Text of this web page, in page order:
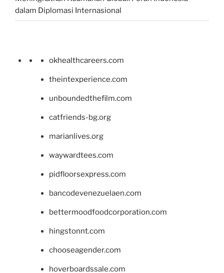
dalam Diplomasi Internasional
okhealthcareers.com
theintexperience.com
unboundedthefilm.com
catfriends-bg.org
marianlives.org
waywardtees.com
pidfloorsexpress.com
bancodevenezuelaen.com
bettermoodfoodcorporation.com
hingstonnt.com
chooseagender.com
hoverboardssale.com